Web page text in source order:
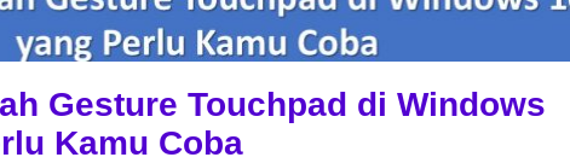
Gesture Touchpad di Windows
Kamu Coba